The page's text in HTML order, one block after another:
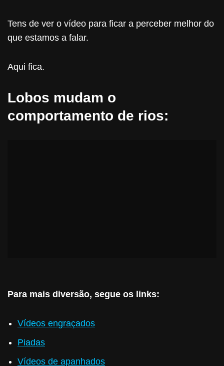
Tens de ver o vídeo para ficar a perceber melhor do
que estamos a falar.
Aqui fica.
Lobos mudam o
comportamento de rios:
Para mais diversão, segue os links:
Vídeos engraçados
Piadas
Vídeos de apanhados